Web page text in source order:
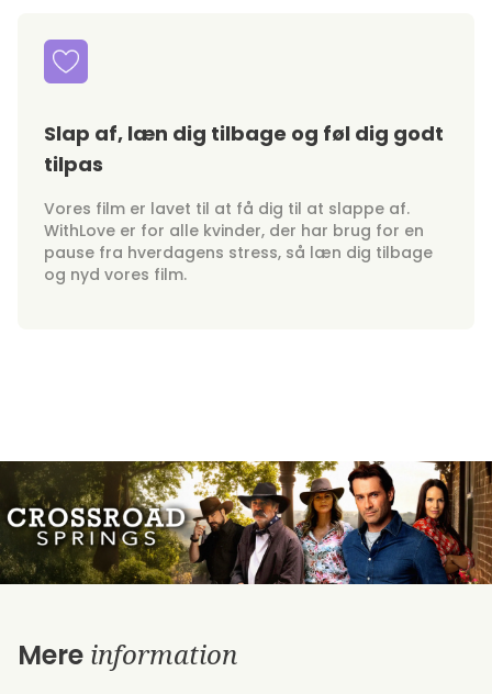
Slap af, læn dig tilbage og føl dig godt
tilpas
Vores film er lavet til at få dig til at slappe af.
WithLove er for alle kvinder, der har brug for en
pause fra hverdagens stress, så læn dig tilbage
og nyd vores film.
Mere information